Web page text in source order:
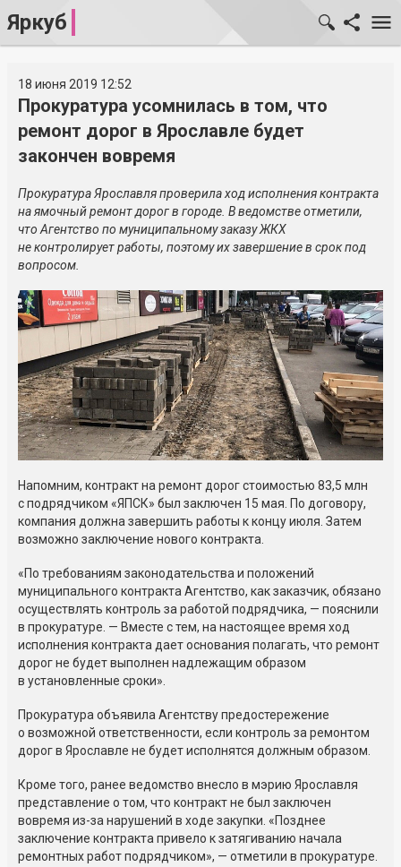
Яркуб
18 июня 2019 12:52
Прокуратура усомнилась в том, что
ремонт дорог в Ярославле будет
закончен вовремя
Прокуратура Ярославля проверила ход исполнения контракта
на ямочный ремонт дорог в городе. В ведомстве отметили,
что Агентство по муниципальному заказу ЖКХ
не контролирует работы, поэтому их завершение в срок под
вопросом.
Напомним, контракт на ремонт дорог стоимостью 83,5 млн
с подрядчиком «ЯПСК» был заключен 15 мая. По договору,
компания должна завершить работы к концу июля. Затем
возможно заключение нового контракта.
«По требованиям законодательства и положений
муниципального контракта Агентство, как заказчик, обязано
осуществлять контроль за работой подрядчика, — пояснили
в прокуратуре. — Вместе с тем, на настоящее время ход
исполнения контракта дает основания полагать, что ремонт
дорог не будет выполнен надлежащим образом
в установленные сроки».
Прокуратура объявила Агентству предостережение
о возможной ответственности, если контроль за ремонтом
дорог в Ярославле не будет исполнятся должным образом.
Кроме того, ранее ведомство внесло в мэрию Ярославля
представление о том, что контракт не был заключен
вовремя из-за нарушений в ходе закупки. «Позднее
заключение контракта привело к затягиванию начала
ремонтных работ подрядчиком», — отметили в прокуратуре.